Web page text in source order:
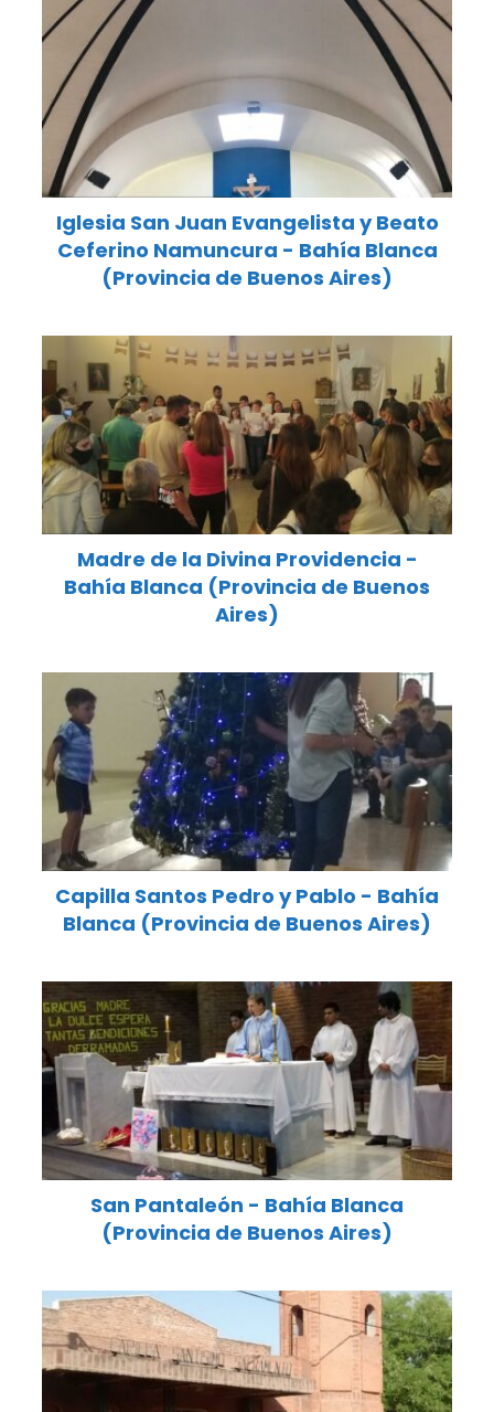
Iglesia San Juan Evangelista y Beato
Ceferino Namuncura - Bahía Blanca
(Provincia de Buenos Aires)
Madre de la Divina Providencia -
Bahía Blanca (Provincia de Buenos
Aires)
Capilla Santos Pedro y Pablo - Bahía
Blanca (Provincia de Buenos Aires)
San Pantaleón - Bahía Blanca
(Provincia de Buenos Aires)